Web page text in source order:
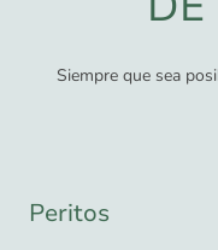
Siempre que sea
Peritos